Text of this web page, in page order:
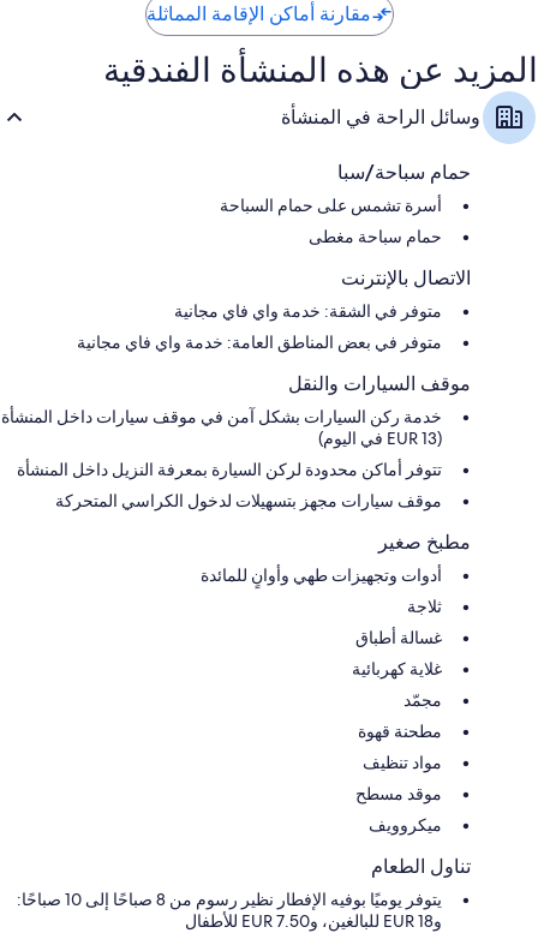
مقارنة أماكن الإقامة المماثلة
المزيد عن هذه المنشأة الفندقية
وسائل الراحة في المنشأة
حمام سباحة/سبا
أسرة تشمس على حمام السباحة
حمام سباحة مغطى
الاتصال بالإنترنت
متوفر في الشقة: خدمة واي فاي مجانية
متوفر في بعض المناطق العامة: خدمة واي فاي مجانية
موقف السيارات والنقل
خدمة ركن السيارات بشكل آمن في موقف سيارات داخل المنشأة
(EUR 13 في اليوم)
تتوفر أماكن محدودة لركن السيارة بمعرفة النزيل داخل المنشأة
موقف سيارات مجهز بتسهيلات لدخول الكراسي المتحركة
مطبخ صغير
أدوات وتجهيزات طهي وأوانٍ للمائدة
ثلاجة
غسالة أطباق
غلاية كهربائية
مجمّد
مطحنة قهوة
مواد تنظيف
موقد مسطح
ميكروويف
تناول الطعام
يتوفر يوميًا بوفيه الإفطار نظير رسوم من 8 صباحًا إلى 10 صباحًا:
و18 EUR للبالغين، و7.50 EUR للأطفال